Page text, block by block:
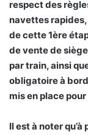
respect des
navettes
de cette 1ère
de vente de
par train, ainsi
obligatoire à
mis en place
Il est à noter qu’à